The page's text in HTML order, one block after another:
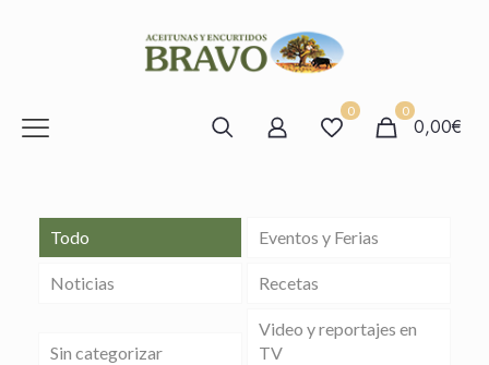
0 0
0,00€
Todo Eventos y Ferias
Noticias Recetas
Sin categorizar
Video y reportajes en
TV